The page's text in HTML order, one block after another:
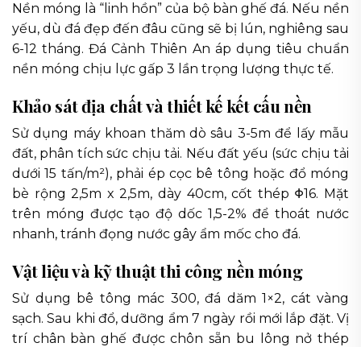
Nền móng là “linh hồn” của bộ bàn ghế đá. Nếu nền
yếu, dù đá đẹp đến đâu cũng sẽ bị lún, nghiêng sau
6-12 tháng. Đá Cảnh Thiên An áp dụng tiêu chuẩn
nền móng chịu lực gấp 3 lần trọng lượng thực tế.
Khảo sát địa chất và thiết kế kết cấu nền
Sử dụng máy khoan thăm dò sâu 3-5m để lấy mẫu
đất, phân tích sức chịu tải. Nếu đất yếu (sức chịu tải
dưới 15 tấn/m²), phải ép cọc bê tông hoặc đổ móng
bè rộng 2,5m x 2,5m, dày 40cm, cốt thép Φ16. Mặt
trên móng được tạo độ dốc 1,5-2% để thoát nước
nhanh, tránh đọng nước gây ẩm mốc cho đá.
Vật liệu và kỹ thuật thi công nền móng
Sử dụng bê tông mác 300, đá dăm 1×2, cát vàng
sạch. Sau khi đổ, dưỡng ẩm 7 ngày rồi mới lắp đặt. Vị
trí chân bàn ghế được chôn sẵn bu lông nở thép